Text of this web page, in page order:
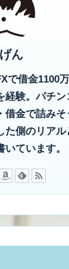
ん
で借金1100万
経験。パチン
借金で詰みそ
た側のリアル
ています。